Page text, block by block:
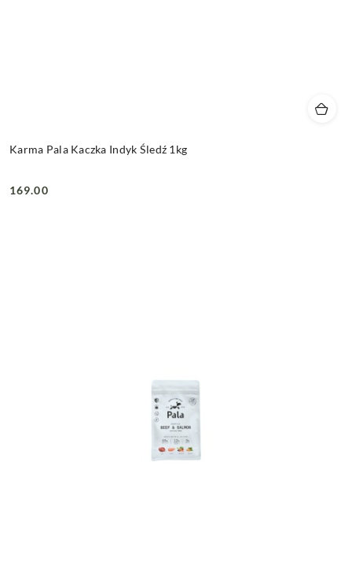
Karma Pala Kaczka Indyk Śledź 1kg
Cena:
169.00